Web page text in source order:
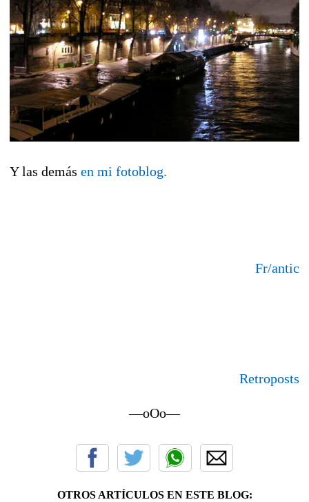
Y las demás en mi fotoblog.
Fr/antic
Retroposts
—oOo—
OTROS ARTÍCULOS EN ESTE BLOG: